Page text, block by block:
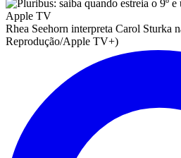
Rhea Seehorn interpreta Carol Sturka
Reprodução/Apple TV+)